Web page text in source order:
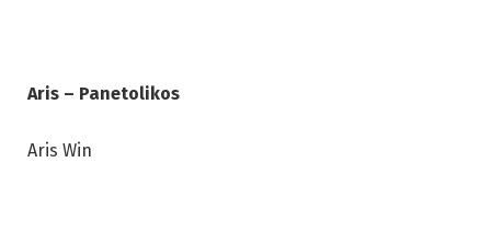
Aris – Panetolikos
Aris Win